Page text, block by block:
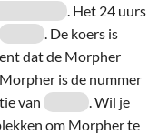
. Het 24 uurs
. De koers is
dat de Morpher
is de nummer
van
. Wil je
om Morpher te